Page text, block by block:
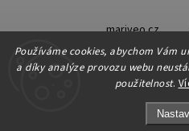
Používáme cookies, abychom Vám
a díky analýze provozu webu
použitelnost.
mariveo.cz